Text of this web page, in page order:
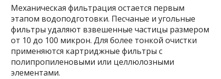
Механическая фильтрация остается первым
этапом водоподготовки. Песчаные и угольные
фильтры удаляют взвешенные частицы размером
от 10 до 100 микрон. Для более тонкой очистки
применяются картриджные фильтры с
полипропиленовыми или целлюлозными
элементами.